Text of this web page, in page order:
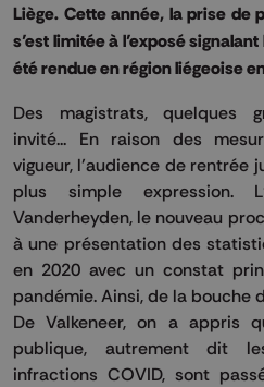
Liège. Cette année, la prise de
s’est limitée à l’exposé
été rendue en région liégeoise
Des magistrats, quelques
invité... En raison des
vigueur, l’audience de rentrée
plus simple expression.
Vanderheyden, le nouveau
à une présentation des
en 2020 avec un constat
pandémie. Ainsi, de la bouche
De Valkeneer, on a appris
publique, autrement dit
infractions COVID, sont